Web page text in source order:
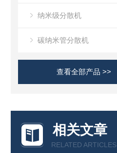
纳米级分散机
碳纳米管分散机
查看全部产品 >>
相关文章
RELATED ARTICLES